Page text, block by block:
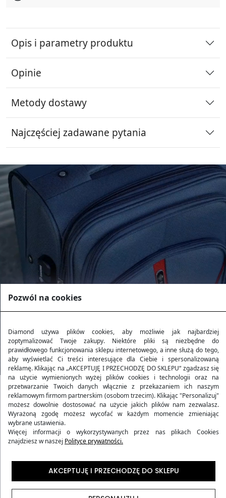
Opis i parametry produktu
Opinie
Metody dostawy
Najczęściej zadawane pytania
Kolekcja RUBY
KolekcjaRUBY to harmonijne połączenie wytrzymałości
i stylu, inspirowane blaskiem rubinu. Produkty z tej
wygląd, ale także niezawodność i komfort w każdej
podróży. Wykonane z niezwykle trwałego materiału
Codura 1200D, gwarantują wyjątkową ochronę
Pozwól na cookies
Diamond używa plików cookies, aby możliwie jak najbardziej
zoptymalizować Twoje zakupy. Niektóre pliki są niezbędne do
prawidłowego funkcjonowania sklepu internetowego, a inne służą do tego,
aby wyświetlać Ci treści interesujące dla Ciebie i spersonalizowaną
reklamę. Klikając na „AKCEPTUJĘ I PRZECHODZĘ DO SKLEPU“ zgadzasz się
na użycie wymienionych wyżej plików cookies i technologii oraz na
przetwarzanie Twoich danych włącznie z przekazaniem ich naszym
reklamowym firmom partnerskim (osobom trzecim). Klikając "Personalizuj"
możesz dowolnie dostosować na użycie jakich plików nam zezwalasz.
Wyrażoną zgodę możesz wycofać w każdym momencie zmieniając
wybrane ustawienia.
Więcej informacji o wykorzystywanych przez nas plikach Cookies
znajdziesz w naszej Polityce prywatności.
AKCEPTUJĘ I PRZECHODZĘ DO SKLEPU